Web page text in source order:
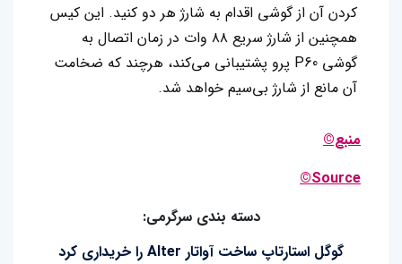
کردن آن از گوشی اقدام به شارژ هر دو کنید. این کیس
همچنین از شارژ سریع ۸۸ وات در زمان اتصال به
گوشی P60 پرو پشتیبانی می‌کند، هرچند که ضخامت
آن مانع از شارژ بی‌سیم خواهد شد.
منبع©
Source©
دسته بندی سرگرمی:
گوگل استارتاپ ساخت آواتار Alter را خریداری کرد